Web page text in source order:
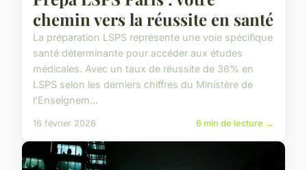
chemin vers la réussite en santé
La préparation LSPS représente une voie spécifique
santé déterminante pour accéder aux études
médicales. Avec un taux de réussite de 36% en
LSPS selon les derniers chiffres du Ministère de
l'Enseignem...
16 février 2026 6 min de lecture →